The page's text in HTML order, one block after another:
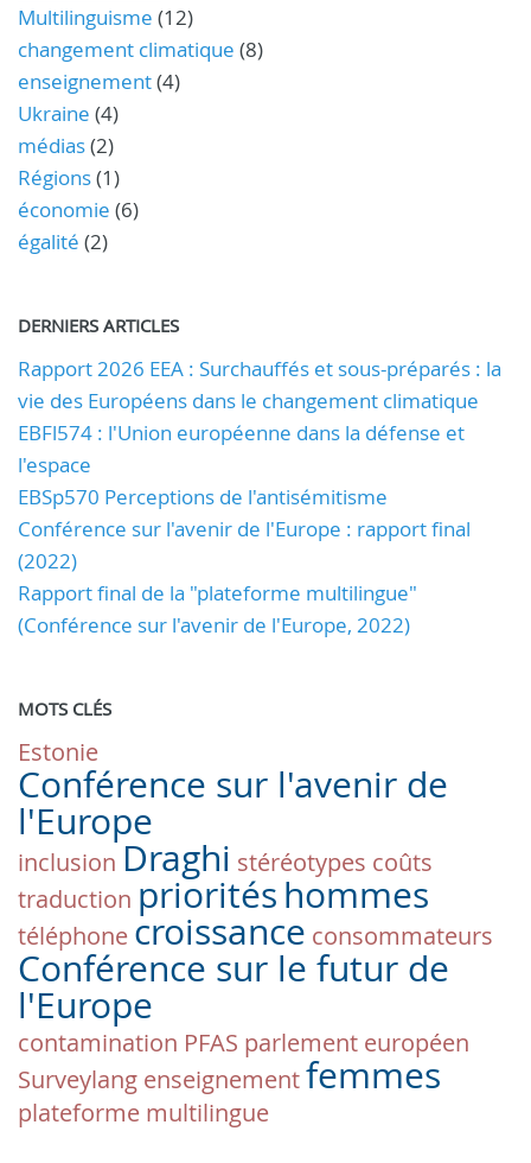
Multilinguisme (12)
changement climatique (8)
enseignement(4)
Ukraine (4)
médias(2)
Régions(1)
économie (6)
égalité (2)
DERNIERS ARTICLES
Rapport 2026 EEA : Surchauffés et sous-préparés : la
vie des Européens dans le changement climatique
EBFl574 : l'Union européenne dans la défense et
l'espace
EBSp570 Perceptions de l'antisémitisme
Conférence sur l'avenir de l'Europe : rapport final
(2022)
Rapport final de la "plateforme multilingue"
(Conférence sur l'avenir de l'Europe, 2022)
MOTS CLÉS
Estonie
Conférence sur l'avenir de
l'Europe
inclusion Draghi stéréotypes coûts
traduction priorités hommes
téléphone croissance consommateurs
Conférence sur le futur de
l'Europe
contamination PFAS parlement européen
Surveylang enseignementfemmes
plateforme multilingue